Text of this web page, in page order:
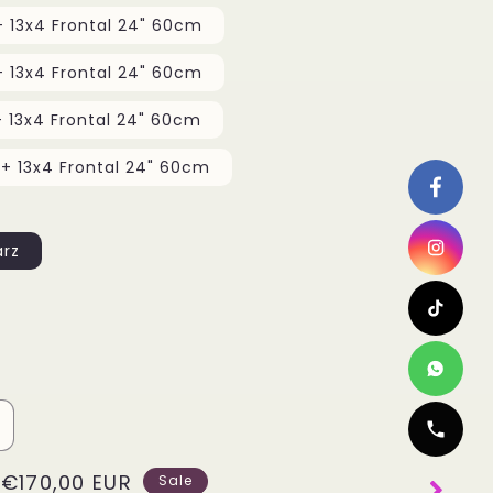
3x 34" 85cm + 13x4 Frontal 24" 60cm
3x 36" 90cm + 13x4 Frontal 24" 60cm
3x 38" 95cm + 13x4 Frontal 24" 60cm
13x4 Frontal 24" 60cm
Verkaufspreis
€170,00 EUR
Sale